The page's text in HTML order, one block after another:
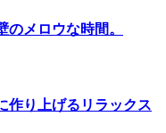
メロウな時間。
作り上げるリラックス